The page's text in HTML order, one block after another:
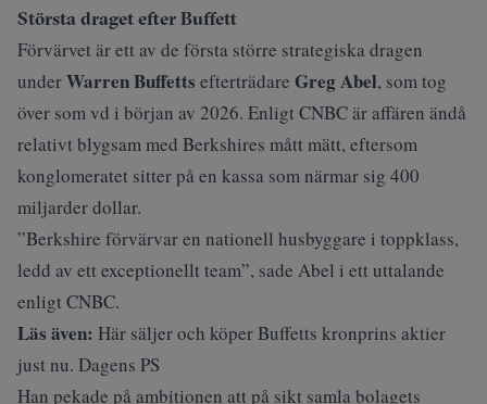
Största draget efter Buffett
Förvärvet är ett av de första större strategiska dragen
underWarren Buffetts efterträdare Greg Abel, som tog
över som vd i början av 2026. Enligt CNBC är affären ändå
relativt blygsam med Berkshires mått mätt, eftersom
konglomeratet sitter på en kassa som närmar sig 400
miljarder dollar.
”Berkshire förvärvar en nationell husbyggare i toppklass,
ledd av ett exceptionellt team”, sade Abel i ett uttalande
enligt CNBC.
Läs även: Här säljer och köper Buffetts kronprins aktier
just nu. Dagens PS
Han pekade på ambitionen att på sikt samla bolagets